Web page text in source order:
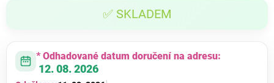
cena:
✅ SKLADEM
* Odhadované datum doručení na adresu:
12. 08. 2026